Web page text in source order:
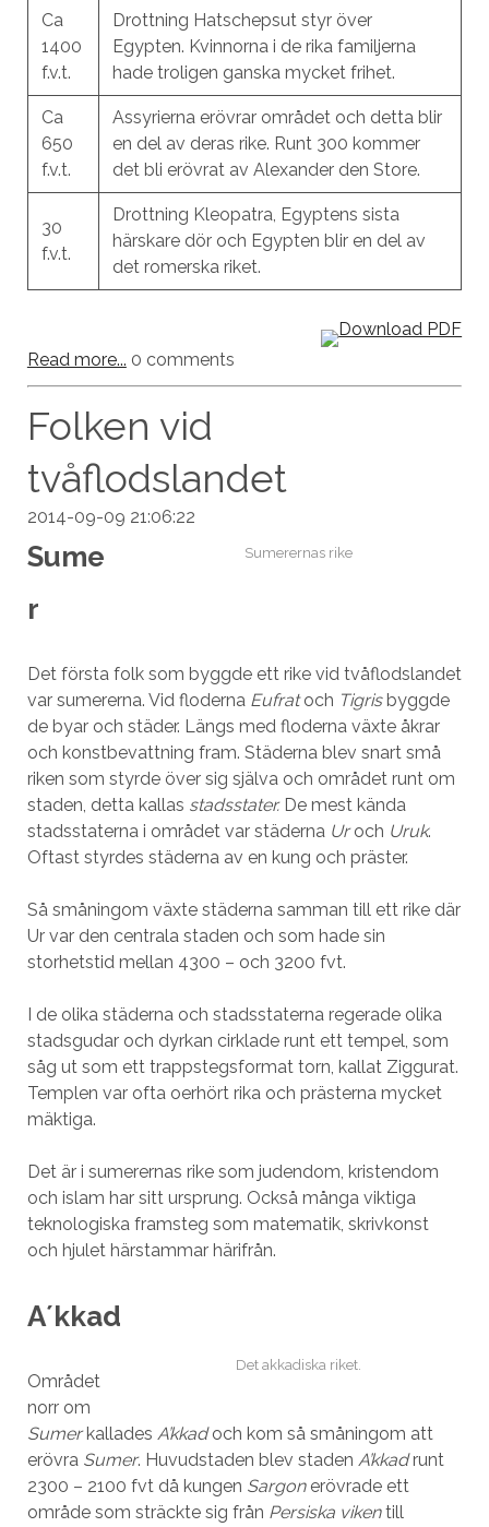
Ca
1400
f.v.t.
Drottning Hatschepsut styr över
Egypten. Kvinnorna i de rika familjerna
hade troligen ganska mycket frihet.
Ca
650
f.v.t.
Assyrierna erövrar området och detta blir
en del av deras rike. Runt 300 kommer
det bli erövrat av Alexander den Store.
30
f.v.t.
Drottning Kleopatra, Egyptens sista
härskare dör och Egypten blir en del av
det romerska riket.
Read more... 0 comments
Folken vid
tvåflodslandet
2014-09-09 21:06:22
Sumerernas rike
Sume
r
Det första folk som byggde ett rike vid tvåflodslandet
var sumererna. Vid floderna Eufratoch Tigrisbyggde
de byar och städer. Längs med floderna växte åkrar
och konstbevattning fram. Städerna blev snart små
riken som styrde över sig själva och området runt om
staden, detta kallas stadsstater.De mest kända
stadsstaterna i området var städerna Uroch Uruk.
Oftast styrdes städerna av en kung och präster.
Så småningom växte städerna samman till ett rike där
Ur var den centrala staden och som hade sin
storhetstid mellan 4300 – och 3200 fvt.
I de olika städerna och stadsstaterna regerade olika
stadsgudar och dyrkan cirklade runt ett tempel, som
såg ut som ett trappstegsformat torn, kallat Ziggurat.
Templen var ofta oerhört rika och prästerna mycket
mäktiga.
Det är i sumerernas rike som judendom, kristendom
och islam har sitt ursprung. Också många viktiga
teknologiska framsteg som matematik, skrivkonst
och hjulet härstammar härifrån.
A´kkad
Det akkadiska riket.
Området
norr om
Sumerkallades A’kkadoch kom så småningom att
erövra Sumer. Huvudstaden blev staden A’kkadrunt
2300 – 2100 fvt då kungen Sargonerövrade ett
område som sträckte sig från Persiska vikentill